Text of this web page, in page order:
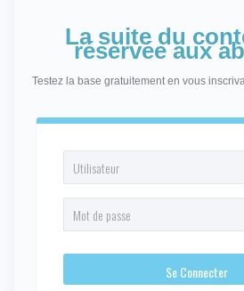
La suite du
réservée aux
Testez la base gratuitement en vous